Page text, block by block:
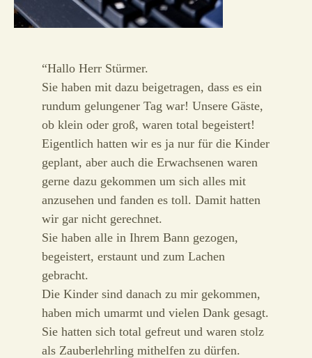
“Hallo Herr Stürmer.
Sie haben mit dazu beigetragen, dass es ein
rundum gelungener Tag war! Unsere Gäste,
ob klein oder groß, waren total begeistert!
Eigentlich hatten wir es ja nur für die Kinder
geplant, aber auch die Erwachsenen waren
gerne dazu gekommen um sich alles mit
anzusehen und fanden es toll. Damit hatten
wir gar nicht gerechnet.
Sie haben alle in Ihrem Bann gezogen,
begeistert, erstaunt und zum Lachen
gebracht.
Die Kinder sind danach zu mir gekommen,
haben mich umarmt und vielen Dank gesagt.
Sie hatten sich total gefreut und waren stolz
als Zauberlehrling mithelfen zu dürfen.